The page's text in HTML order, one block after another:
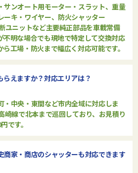
サンオート用モーター・スラット、重量
ーキ・ワイヤー、防火シャッター
ユニットなど主要純正部品を車載常備
不明な場合でも現地で特定して交換対応
ら工場・防火まで幅広く対応可能です。
らえますか？対応エリアは？
・中央・東間など市内全域に対応しま
崎線で北本まで巡回しており、お見積り
です。
商家・商店のシャッターも対応できます